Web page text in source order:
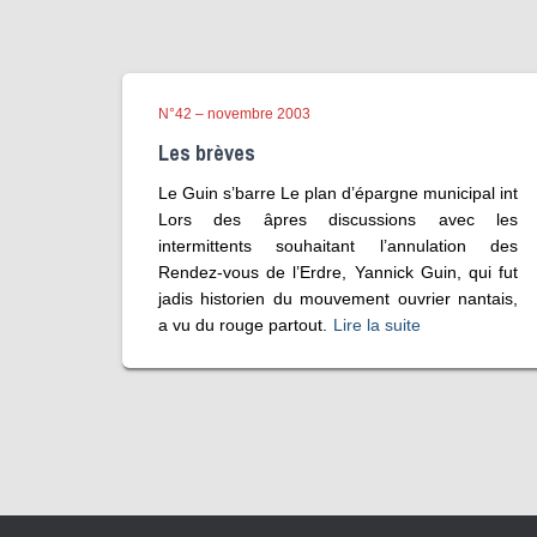
N°42 – novembre 2003
Les brèves
Le Guin s’barre Le plan d’épargne municipal int
Lors des âpres discussions avec les
intermittents souhaitant l’annulation des
Rendez-vous de l’Erdre, Yannick Guin, qui fut
jadis historien du mouvement ouvrier nantais,
a vu du rouge partout.
Lire la suite